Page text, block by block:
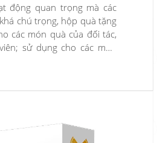
động quan trọng mà các
chú trọng, hộp quà tặng
các món quà của đối tác,
sử dụng cho các món
của doanh nghiệp.